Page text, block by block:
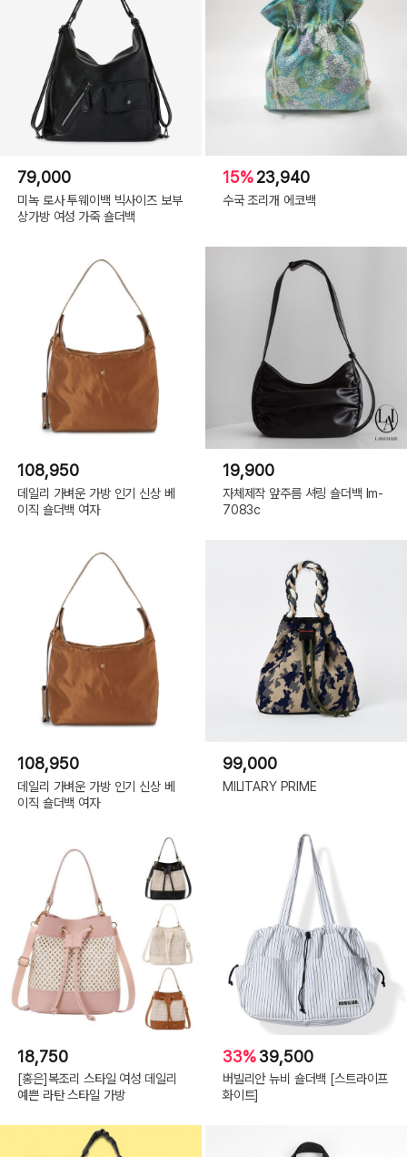
79,000
미녹 로사 투웨이백 빅사이즈 보부
상가방 여성 가죽 숄더백
15%23,940
수국 조리개 에코백
108,950
데일리 가벼운 가방 인기 신상 베
이직 숄더백 여자
19,900
자체제작 앞주름 셔링 숄더백 lm-
7083c
108,950
데일리 가벼운 가방 인기 신상 베
이직 숄더백 여자
99,000
MILITARY PRIME
18,750
[홍은]복조리 스타일 여성 데일리
예쁜 라탄 스타일 가방
33%39,500
버빌리안 뉴비 숄더백 [스트라이프
화이트]